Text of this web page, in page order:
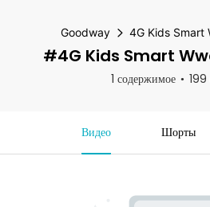
Goodway 4G Kids Smart
#4G Kids Smart
1 содержимое 199
Видео Шорты